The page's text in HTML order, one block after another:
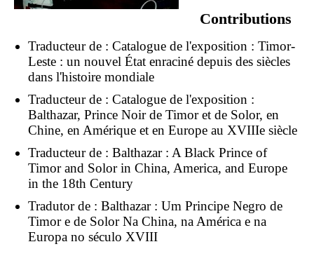
Contributions
Traducteur de : Catalogue de l'exposition : Timor-
Leste : un nouvel État enraciné depuis des siècles
dans l'histoire mondiale
Traducteur de : Catalogue de l'exposition :
Balthazar, Prince Noir de Timor et de Solor, en
Chine, en Amérique et en Europe au XVIIIe siècle
Traducteur de : Balthazar : A Black Prince of
Timor and Solor in China, America, and Europe
in the 18th Century
Tradutor de : Balthazar : Um Principe Negro de
Timor e de Solor Na China, na América e na
Europa no século XVIII